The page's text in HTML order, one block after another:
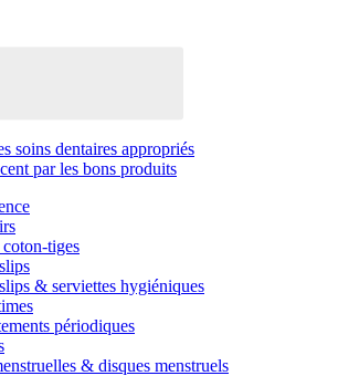
soins dentaires appropriés
par les bons produits
tiges
& serviettes hygiéniques
périodiques
& disques menstruels